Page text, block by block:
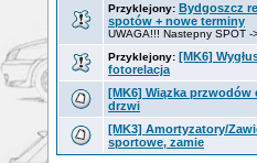
Przyklejony: Bydgoszcz
spotów + nowe terminy
UWAGA!!! Nastepny SPOT
Przyklejony: [MK6]
fotorelacja
[MK6] Wiązka przwodów
drzwi
[MK3] Amortyzatory/
sportowe, zamie